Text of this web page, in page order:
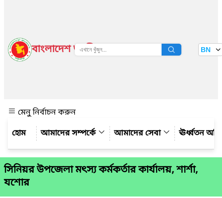
বাংলাদেশ জাতীয় তথ্য বাতায়ন BN
মেনু নির্বাচন করুন
আমাদের সম্পর্কে
আমাদের সেবা ঊর্ধ্বতন
সিনিয়র উপজেলা মৎস্য কর্মকর্তার কার্যালয়, শার্শা,
যশোর